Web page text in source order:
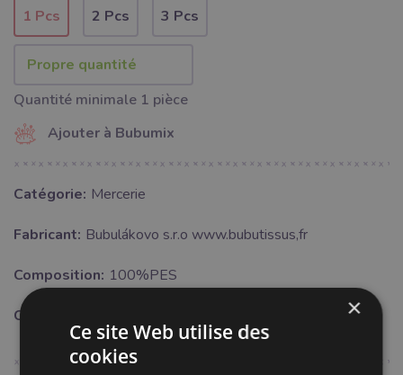
1 Pcs 2 Pcs 3 Pcs
Quantité minimale 1 pièce
Ajouter à Bubumix
Catégorie: Mercerie
Fabricant: Bubulákovo s.r.o www.bubutissus,fr
Composition: 100%PES
Couleur: ×
Ce site Web utilise des
cookies